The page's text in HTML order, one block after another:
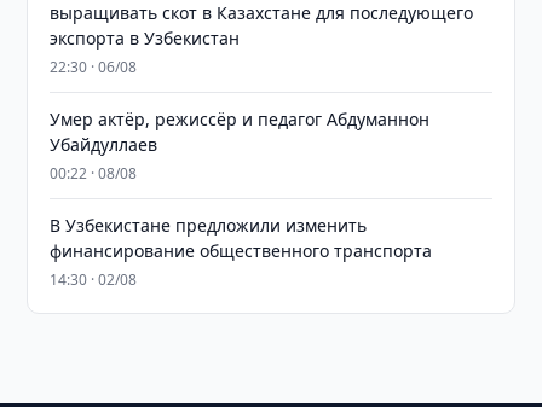
выращивать скот в Казахстане для последующего
экспорта в Узбекистан
22:30 · 06/08
Умер актёр, режиссёр и педагог Абдуманнон
Убайдуллаев
00:22 · 08/08
В Узбекистане предложили изменить
финансирование общественного транспорта
14:30 · 02/08